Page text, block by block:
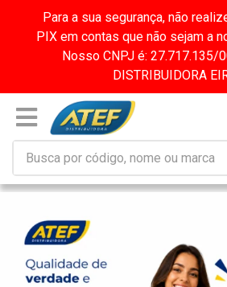
Para a sua segurança, não
PIX em contas que não sejam a
Nosso CNPJ é: 27.717.135/
DISTRIBUIDORA